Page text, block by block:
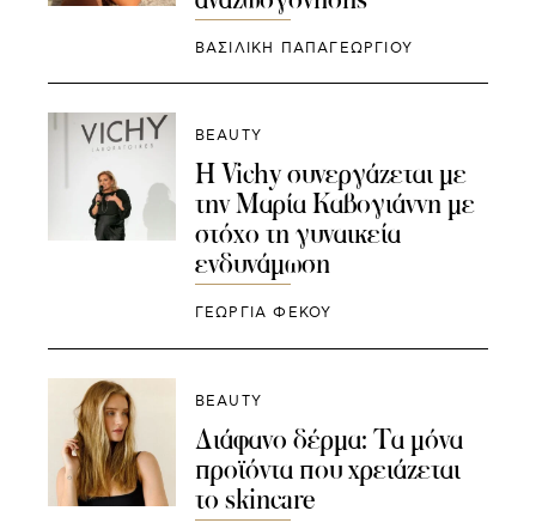
ΒΑΣΙΛΙΚΗ ΠΑΠΑΓΕΩΡΓΙΟΥ
BEAUTY
Η Vichy συνεργάζεται με
την Μαρία Καβογιάννη με
στόχο τη γυναικεία
ενδυνάμωση
ΓΕΩΡΓΙΑ ΦΕΚΟΥ
BEAUTY
Διάφανο δέρμα: Τα μόνα
προϊόντα που χρειάζεται
το skincare